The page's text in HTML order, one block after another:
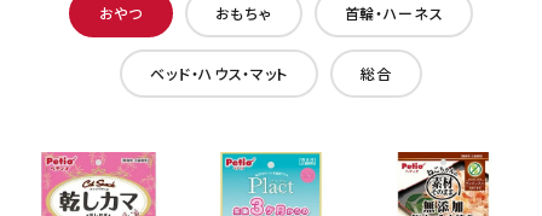
おやつ おもちゃ 首輪・ハーネス
ベッド・ハウス・マット 総合